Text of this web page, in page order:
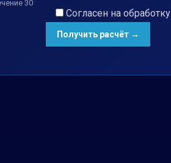
30
Согласен на обработку